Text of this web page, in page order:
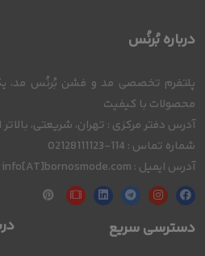
درباره بُرنُس
پلتفرم تخصصی مد و فشن بُرنُس مد،
محصولات با کیفیت
آدرس دفتر مرکزی : تهران، شریعتی، بالاتر
شماره تماس : 114-02128111123
آدرس ایمیل : info[AT]bornosmode.com
دسترسی سریع